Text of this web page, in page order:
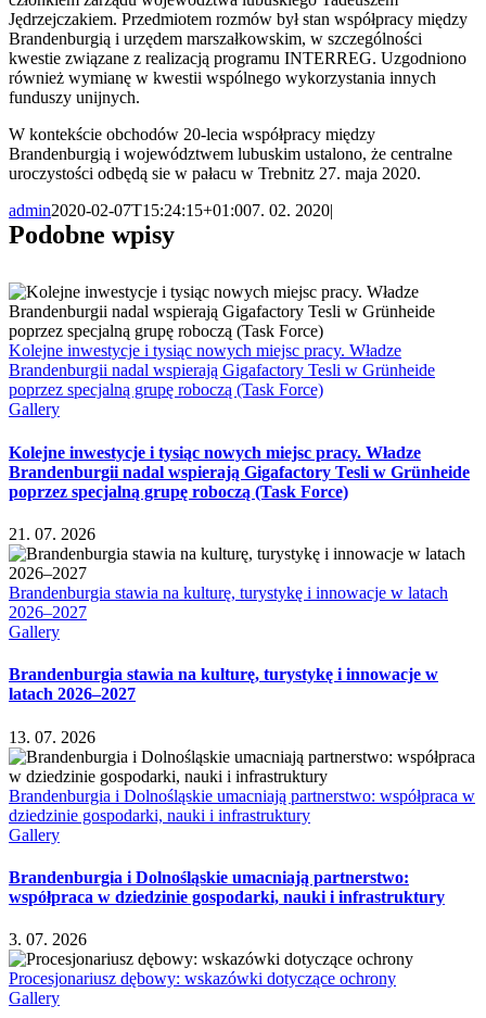
Jędrzejczakiem. Przedmiotem rozmów był stan współpracy między
Brandenburgią i urzędem marszałkowskim, w szczególności
kwestie związane z realizacją programu INTERREG. Uzgodniono
również wymianę w kwestii wspólnego wykorzystania innych
funduszy unijnych.
W kontekście obchodów 20-lecia współpracy między
Brandenburgią i województwem lubuskim ustalono, że centralne
uroczystości odbędą sie w pałacu w Trebnitz 27. maja 2020.
admin2020-02-07T15:24:15+01:007. 02. 2020|
Podobne wpisy
Kolejne inwestycje i tysiąc nowych miejsc pracy. Władze
Brandenburgii nadal wspierają Gigafactory Tesli w Grünheide
poprzez specjalną grupę roboczą (Task Force)
Gallery
Kolejne inwestycje i tysiąc nowych miejsc pracy. Władze
Brandenburgii nadal wspierają Gigafactory Tesli w Grünheide
poprzez specjalną grupę roboczą (Task Force)
21. 07. 2026
Brandenburgia stawia na kulturę, turystykę i innowacje w latach
2026–2027
Gallery
Brandenburgia stawia na kulturę, turystykę i innowacje w
latach 2026–2027
13. 07. 2026
Brandenburgia i Dolnośląskie umacniają partnerstwo: współpraca w
dziedzinie gospodarki, nauki i infrastruktury
Gallery
Brandenburgia i Dolnośląskie umacniają partnerstwo:
współpraca w dziedzinie gospodarki, nauki i infrastruktury
3. 07. 2026
Procesjonariusz dębowy: wskazówki dotyczące ochrony
Gallery